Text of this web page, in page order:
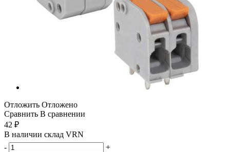
Отложить Отложено
Сравнить В сравнении
42 ₽
В наличии склад VRN
-
+